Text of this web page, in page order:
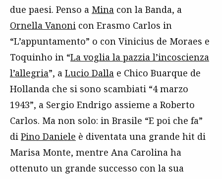
due paesi. Penso a Mina con la Banda, a
Ornella Vanoni con Erasmo Carlos in
“L’appuntamento” o con Vinicius de Moraes e
Toquinho in “La voglia la pazzia l’incoscienza
l’allegria”, a Lucio Dalla e Chico Buarque de
Hollanda che si sono scambiati “4 marzo
1943”, a Sergio Endrigo assieme a Roberto
Carlos. Ma non solo: in Brasile “E poi che fa”
di Pino Daniele è diventata una grande hit di
Marisa Monte, mentre Ana Carolina ha
ottenuto un grande successo con la sua